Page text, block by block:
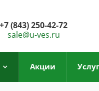
+7 (843) 250-42-72
sale@u-ves.ru
Акции